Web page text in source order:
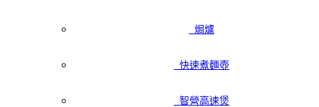
焗爐
快速煮麵壺
智營高速煲